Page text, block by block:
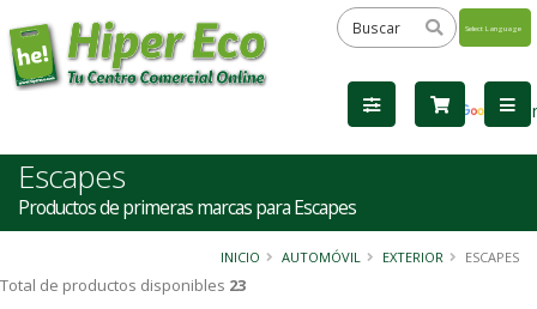
by
Escapes
Productos de primeras marcas para Escapes
INICIO AUTOMÓVIL EXTERIOR ESCAPES
Total de productos disponibles 23